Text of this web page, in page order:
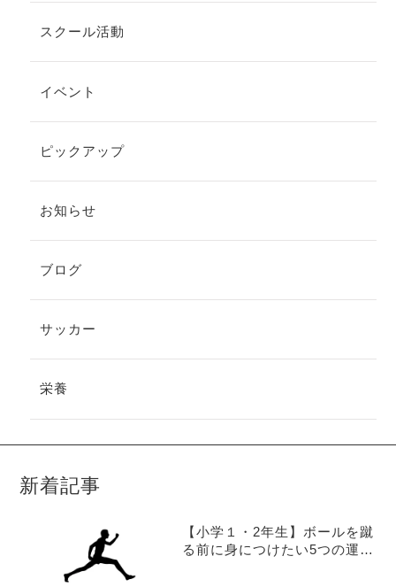
スクール活動
イベント
ピックアップ
お知らせ
ブログ
サッカー
栄養
新着記事
【小学１・2年生】ボールを蹴
る前に身につけたい5つの運動